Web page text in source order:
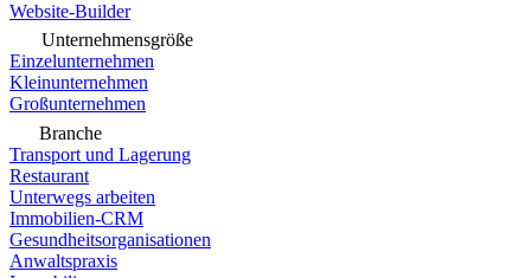
Website-Builder
Unternehmensgröße
Einzelunternehmen
Kleinunternehmen
Großunternehmen
Branche
Transport und Lagerung
Restaurant
Unterwegs arbeiten
Immobilien-CRM
Gesundheitsorganisationen
Anwaltspraxis